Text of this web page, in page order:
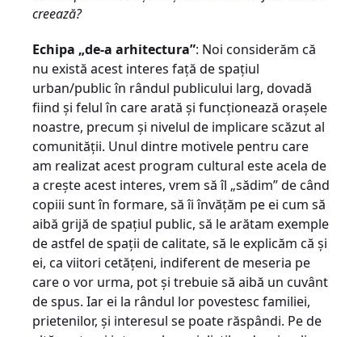
creează?
Echipa „de-a arhitectura”: Noi considerăm că
nu există acest interes faţă de spaţiul
urban/public în rândul publicului larg, dovadă
fiind şi felul în care arată şi funcţionează oraşele
noastre, precum şi nivelul de implicare scăzut al
comunităţii. Unul dintre motivele pentru care
am realizat acest program cultural este acela de
a creşte acest interes, vrem să îl „sădim” de când
copiii sunt în formare, să îi învăţăm pe ei cum să
aibă grijă de spaţiul public, să le arătam exemple
de astfel de spaţii de calitate, să le explicăm că şi
ei, ca viitori cetăţeni, indiferent de meseria pe
care o vor urma, pot şi trebuie să aibă un cuvânt
de spus. Iar ei la rândul lor povestesc familiei,
prietenilor, şi interesul se poate răspândi. Pe de